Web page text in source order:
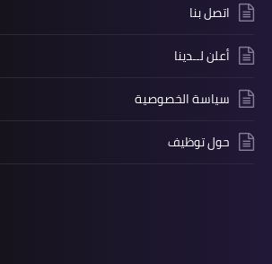
اتصل بنا
أعلن لــدينا
سياسة الخصوصية
حول توظيف